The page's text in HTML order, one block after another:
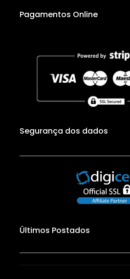
Pagamentos Online
Segurança dos dados
Últimos Postados